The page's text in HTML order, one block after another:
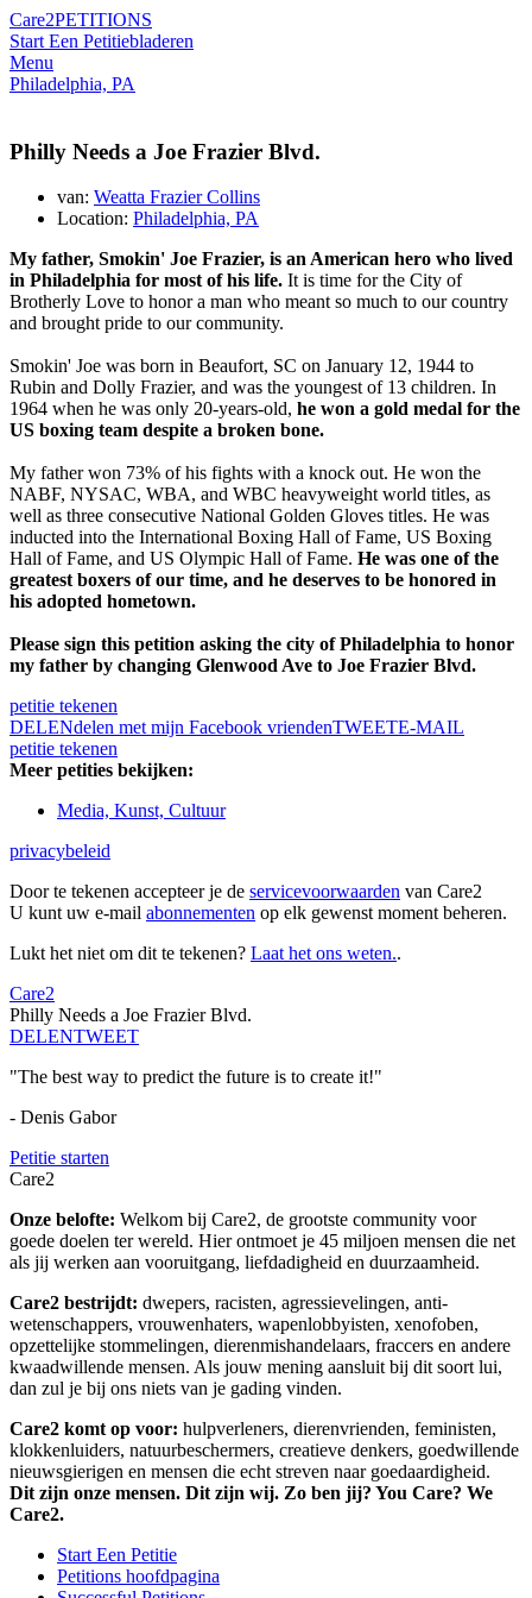
Care2PETITIONS
Start Een Petitiebladeren
Menu
Philadelphia, PA
Philly Needs a Joe Frazier Blvd.
van: Weatta Frazier Collins
Location: Philadelphia, PA
My father, Smokin' Joe Frazier, is an American hero who lived
in Philadelphia for most of his life. It is time for the City of
Brotherly Love to honor a man who meant so much to our country
and brought pride to our community.
Smokin' Joe was born in Beaufort, SC on January 12, 1944 to
Rubin and Dolly Frazier, and was the youngest of 13 children. In
1964 when he was only 20-years-old, he won a gold medal for the
US boxing team despite a broken bone.
My father won 73% of his fights with a knock out. He won the
NABF, NYSAC, WBA, and WBC heavyweight world titles, as
well as three consecutive National Golden Gloves titles. He was
inducted into the International Boxing Hall of Fame, US Boxing
Hall of Fame, and US Olympic Hall of Fame. He was one of the
greatest boxers of our time, and he deserves to be honored in
his adopted hometown.
Please sign this petition asking the city of Philadelphia to honor
my father by changing Glenwood Ave to Joe Frazier Blvd.
petitie tekenen
DELENdelen met mijn Facebook vriendenTWEETE-MAIL
petitie tekenen
Meer petities bekijken:
Media, Kunst, Cultuur
privacybeleid
Door te tekenen accepteer je de servicevoorwaarden van Care2
U kunt uw e-mail abonnementen op elk gewenst moment beheren.
Lukt het niet om dit te tekenen? Laat het ons weten..
Care2
Philly Needs a Joe Frazier Blvd.
DELENTWEET
"The best way to predict the future is to create it!"
- Denis Gabor
Petitie starten
Care2
Onze belofte: Welkom bij Care2, de grootste community voor
goede doelen ter wereld. Hier ontmoet je 45 miljoen mensen die net
als jij werken aan vooruitgang, liefdadigheid en duurzaamheid.
Care2 bestrijdt: dwepers, racisten, agressievelingen, anti-
wetenschappers, vrouwenhaters, wapenlobbyisten, xenofoben,
opzettelijke stommelingen, dierenmishandelaars, fraccers en andere
kwaadwillende mensen. Als jouw mening aansluit bij dit soort lui,
dan zul je bij ons niets van je gading vinden.
Care2 komt op voor: hulpverleners, dierenvrienden, feministen,
klokkenluiders, natuurbeschermers, creatieve denkers, goedwillende
nieuwsgierigen en mensen die echt streven naar goedaardigheid.
Dit zijn onze mensen. Dit zijn wij. Zo ben jij? You Care? We
Care2.
Start Een Petitie
Petitions hoofdpagina